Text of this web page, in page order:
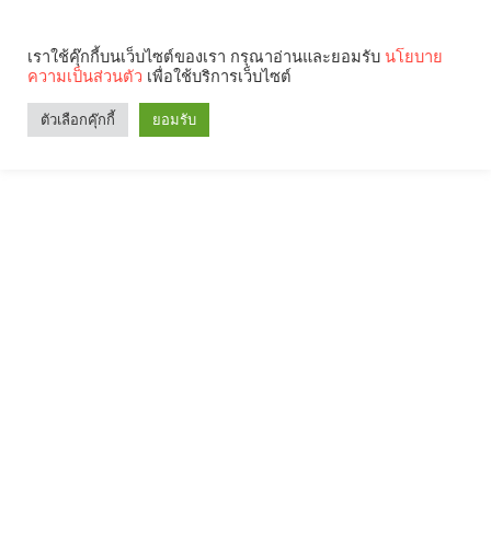
เราใช้คุ๊กกี้บนเว็บไซต์ของเรา กรุณาอ่านและยอมรับ นโยบาย
ความเป็นส่วนตัว เพื่อใช้บริการเว็บไซต์
ตัวเลือกคุ๊กกี้ ยอมรับ